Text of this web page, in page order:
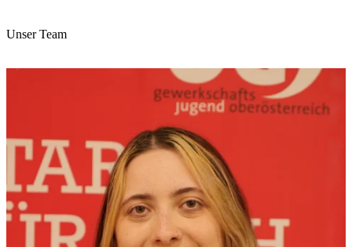
Unser Team